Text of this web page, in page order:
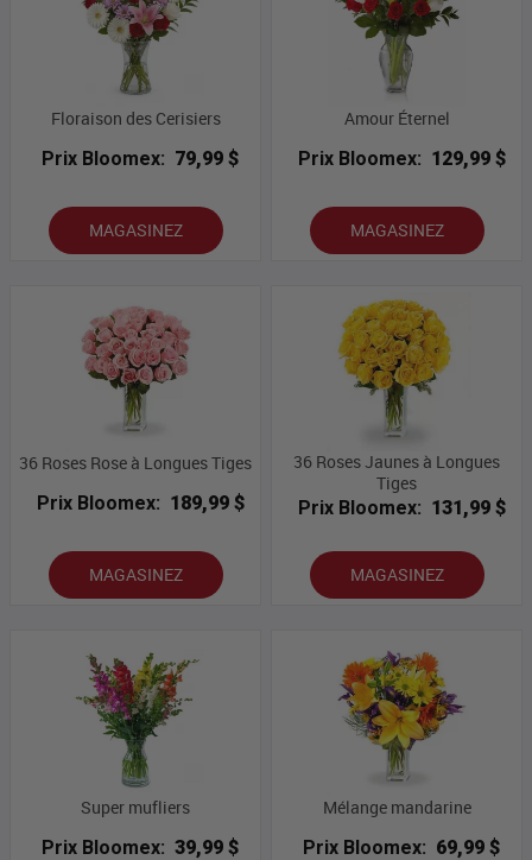
Floraison des Cerisiers
Prix Bloomex: 79,99 $
MAGASINEZ
Amour Éternel
Prix Bloomex: 129,99 $
MAGASINEZ
36 Roses Rose à Longues Tiges
Prix Bloomex: 189,99 $
MAGASINEZ
36 Roses Jaunes à Longues
Tiges
Prix Bloomex: 131,99 $
MAGASINEZ
Super mufliers
Prix Bloomex: 39,99 $
Mélange mandarine
Prix Bloomex: 69,99 $